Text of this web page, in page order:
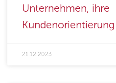
Unternehmen, ihre
21.12.2023